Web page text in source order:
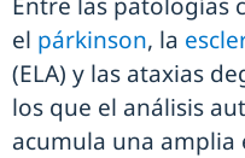
el párkinson, la
(ELA) y las ataxias
los que el análisis
acumula una amplia